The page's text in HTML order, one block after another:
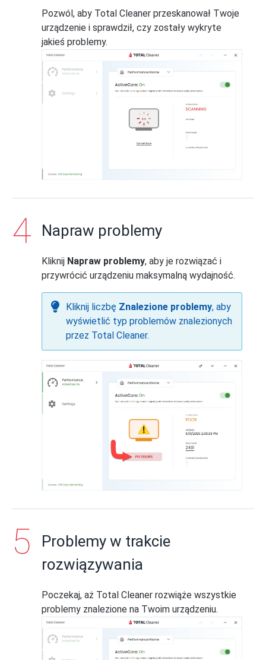
Pozwól, aby Total Cleaner przeskanował Twoje
urządzenie i sprawdził, czy zostały wykryte
jakieś problemy.
Napraw problemy
Kliknij Napraw problemy, aby je rozwiązać i
przywrócić urządzeniu maksymalną wydajność.
Kliknij liczbę Znalezione problemy, aby
wyświetlić typ problemów znalezionych
przez Total Cleaner.
Problemy w trakcie
rozwiązywania
Poczekaj, aż Total Cleaner rozwiąże wszystkie
problemy znalezione na Twoim urządzeniu.